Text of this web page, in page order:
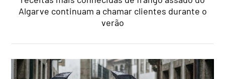
Algarve continuam a chamar clientes durante o
verão